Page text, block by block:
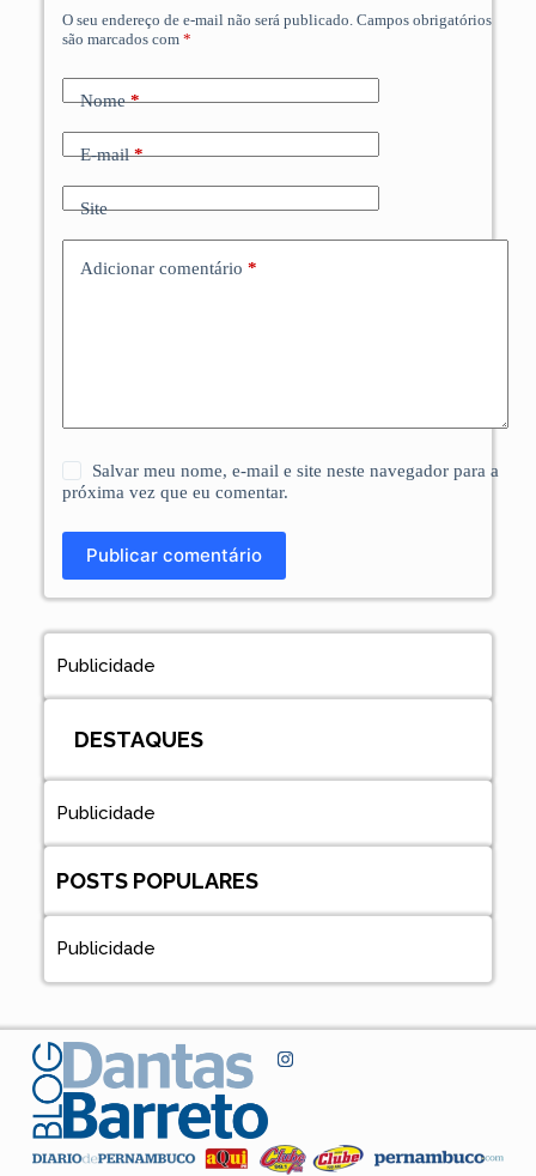
O seu endereço de e-mail não será publicado. Campos obrigatórios
são marcados com *
Nome*
E-mail*
Site
Adicionar comentário *
Salvar meu nome, e-mail e site neste navegador para a
próxima vez que eu comentar.
Publicar comentário
Publicidade
DESTAQUES
Publicidade
POSTS POPULARES
Publicidade